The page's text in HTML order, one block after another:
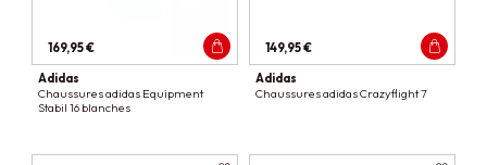
169,95 €
Adidas
Chaussures adidas Equipment
Stabil 16 blanches
149,95 €
Adidas
Chaussures adidas Crazyflight 7